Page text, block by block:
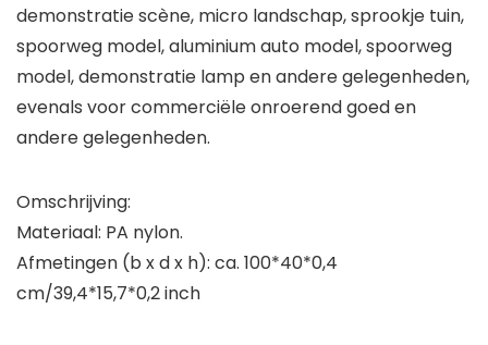
demonstratie scène, micro landschap, sprookje tuin,
spoorweg model, aluminium auto model, spoorweg
model, demonstratie lamp en andere gelegenheden,
evenals voor commerciële onroerend goed en
andere gelegenheden.
Omschrijving:
Materiaal: PA nylon.
Afmetingen (b x d x h): ca. 100*40*0,4
cm/39,4*15,7*0,2 inch